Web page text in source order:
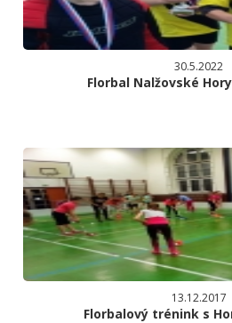
30.5.2022
Florbal Nalžovské
13.12.2017
Florbalový trénink s